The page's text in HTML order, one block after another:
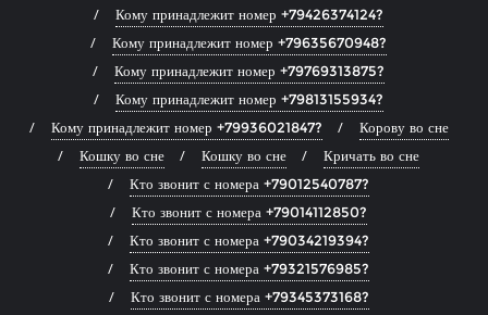
Кому принадлежит номер +79426374124?
Кому принадлежит номер +79635670948?
Кому принадлежит номер +79769313875?
Кому принадлежит номер +79813155934?
Кому принадлежит номер +79936021847?
Корову во сне
Кошку во сне
Кошку во сне
Кричать во сне
Кто звонит с номера +79012540787?
Кто звонит с номера +79014112850?
Кто звонит с номера +79034219394?
Кто звонит с номера +79321576985?
Кто звонит с номера +79345373168?